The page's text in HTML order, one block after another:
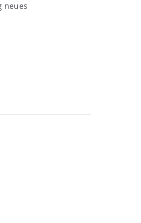
neues